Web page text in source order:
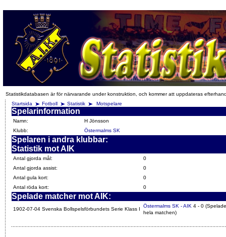
Statistikdatabasen är för närvarande under konstruktion, och kommer att uppdateras
Startsida
Fotboll Statistik Motspelare
Spelarinformation
Namn:
H Jönsson
Klubb:
Östermalms SK
Spelaren i andra klubbar:
Statistik mot AIK
Antal gjorda mål:
0
Antal gjorda assist:
0
Antal gula kort:
0
Antal röda kort:
0
Spelade matcher mot AIK:
1902-07-04 Svenska Bollspelsförbundets Serie Klass I
Östermalms SK - AIK 4 - 0 (Spelade
hela matchen)